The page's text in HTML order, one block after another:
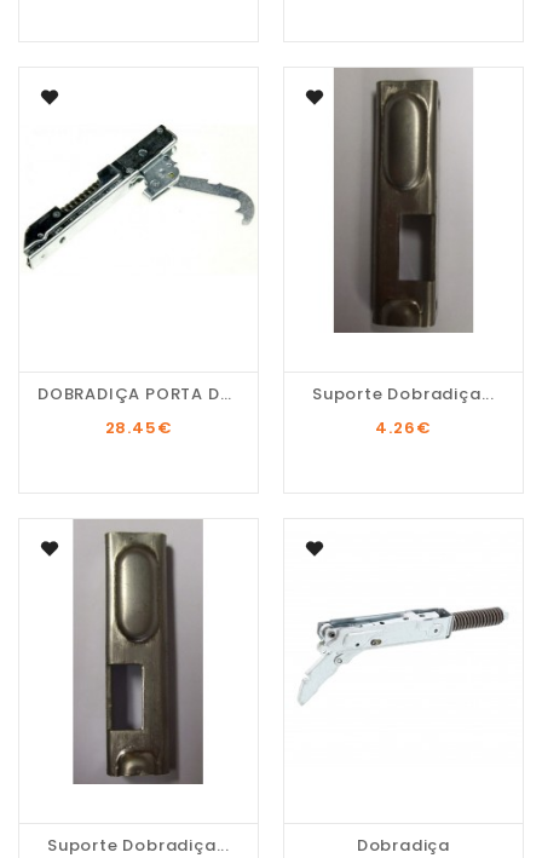
DOBRADIÇA PORTA DO...
28.45€
Suporte Dobradiça...
4.26€
Suporte Dobradiça... Dobradiça